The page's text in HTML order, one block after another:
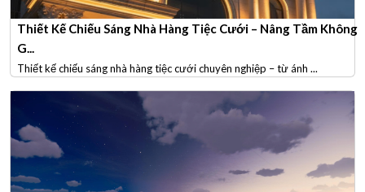
Thiết Kế Chiếu Sáng Nhà Hàng Tiệc Cưới – Nâng Tầm Không
G...
Thiết kế chiếu sáng nhà hàng tiệc cưới chuyên nghiệp – từ ánh ...